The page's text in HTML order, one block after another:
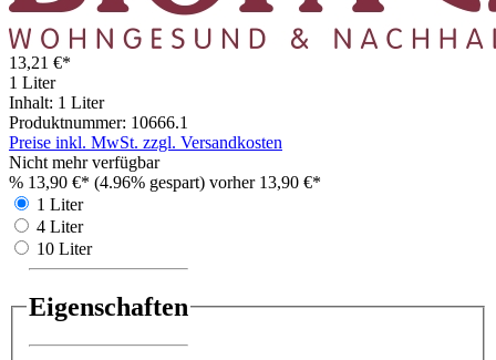
13,21 €*
1 Liter
Inhalt: 1 Liter
Produktnummer: 10666.1
Preise inkl. MwSt. zzgl. Versandkosten
Nicht mehr verfügbar
% 13,90 €* (4.96% gespart) vorher 13,90 €*
1 Liter
4 Liter
10 Liter
Eigenschaften